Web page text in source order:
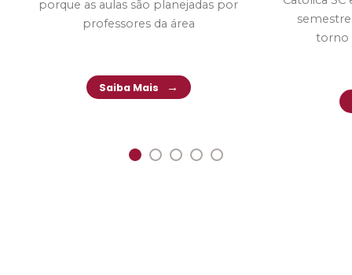
porque as aulas são planejadas por
professores da área
Saiba Mais
torno